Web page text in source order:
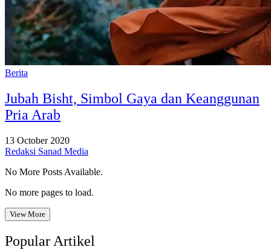
Berita
Jubah Bisht, Simbol Gaya dan Keanggunan
Pria Arab
13 October 2020
Redaksi Sanad Media
No More Posts Available.
No more pages to load.
View More
Popular Artikel